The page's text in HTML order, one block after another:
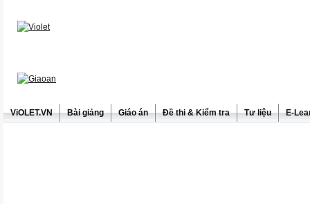
ViOLET.VN Bài giảng Giáo án Đề thi & Kiểm tra Tư liệu E-